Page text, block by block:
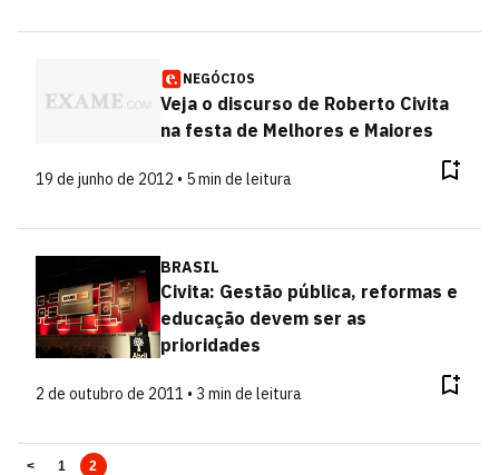
NEGÓCIOS
Veja o discurso de Roberto Civita
na festa de Melhores e Maiores
19 de junho de 2012 • 5 min de leitura
BRASIL
Civita: Gestão pública, reformas e
educação devem ser as
prioridades
2 de outubro de 2011 • 3 min de leitura
< 1 2